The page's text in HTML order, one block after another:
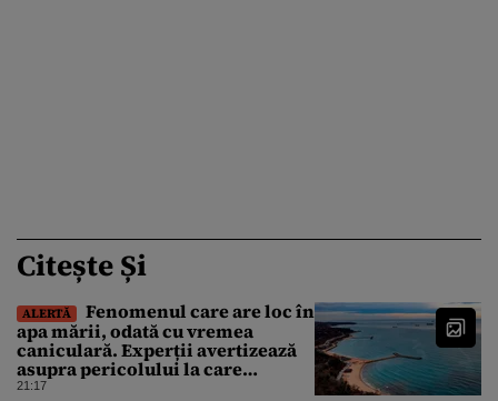
Citește Și
ALERTĂ
Fenomenul care are loc în
apa mării, odată cu vremea
caniculară. Experții avertizează
asupra pericolului la care
oamenii pot fi expuși
21:17